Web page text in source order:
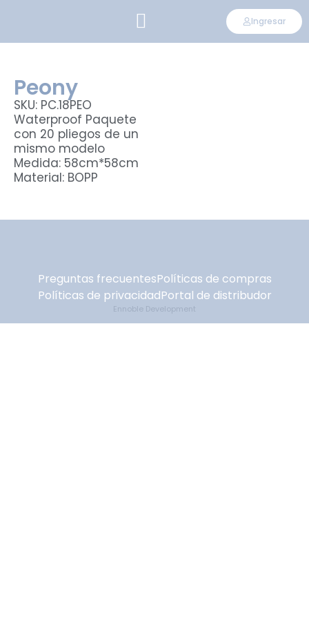
Ingresar
Peony
SKU: PC.18PEO
Waterproof Paquete
con 20 pliegos de un
mismo modelo
Medida: 58cm*58cm
Material: BOPP
Preguntas frecuentesPolíticas de compras
Políticas de privacidadPortal de distribudor
Ennoble Development